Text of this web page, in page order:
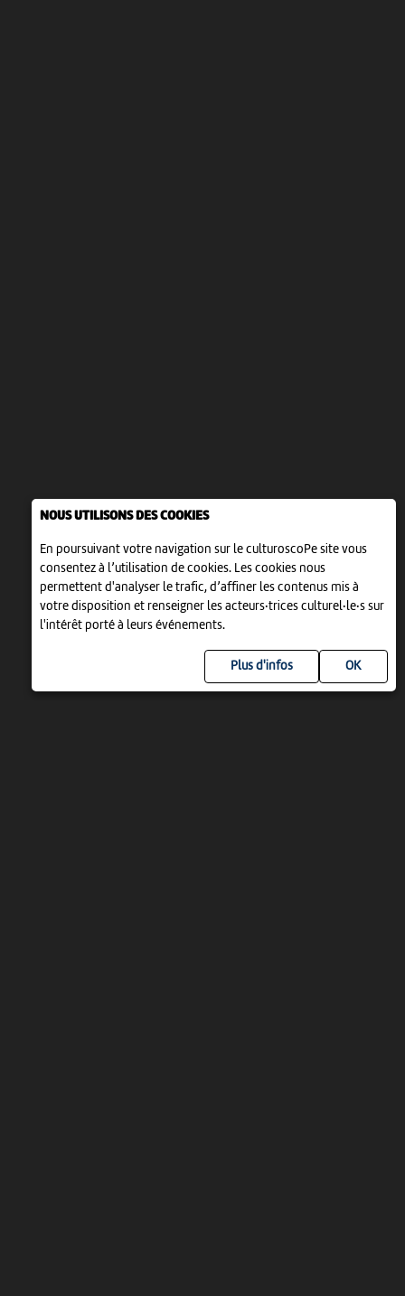
NOUS UTILISONS DES COOKIES
En poursuivant votre navigation sur le culturoscoPe site vous
consentez à l’utilisation de cookies. Les cookies nous
permettent d'analyser le trafic, d’affiner les contenus mis à
votre disposition et renseigner les acteurs·trices culturel·le·s sur
l'intérêt porté à leurs événements.
Plus d'infos